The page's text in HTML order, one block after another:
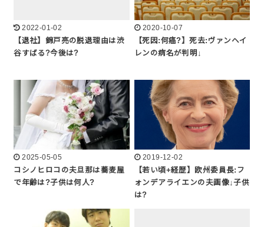
2022-01-02
【退社】錦戸亮の脱退理由は渋
谷すばる?今後は?
2020-10-07
【死因:何癌?】死去:ヴァンヘイ
レンの病名が判明↓
2025-05-05
コシノヒロコの夫旦那は蕎麦屋
で年齢は?子供は何人?
2019-12-02
【若い頃+経歴】欧州委員長:フ
ォンデアライエンの夫画像↓子供
は?